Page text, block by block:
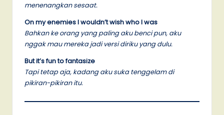
menenangkan sesaat.
On my enemies I wouldn’t wish who I was
Bahkan ke orang yang paling aku benci pun, aku
nggak mau mereka jadi versi diriku yang dulu.
But it’s fun to fantasize
Tapi tetap aja, kadang aku suka tenggelam di
pikiran-pikiran itu.